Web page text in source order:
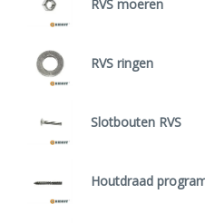
RVS moeren
RVS ringen
Slotbouten RVS
Houtdraad